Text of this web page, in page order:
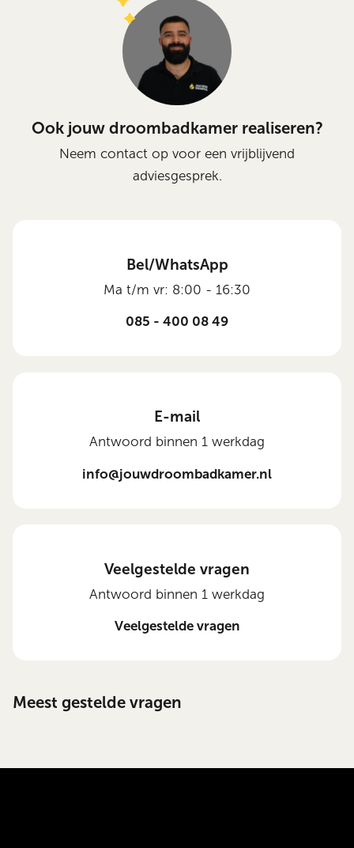
Ook jouw droombadkamer realiseren?
Neem contact op voor een vrijblijvend
adviesgesprek.
Bel/WhatsApp
Ma t/m vr: 8:00 - 16:30
085 - 400 08 49
E-mail
Antwoord binnen 1 werkdag
info@jouwdroombadkamer.nl
Veelgestelde vragen
Antwoord binnen 1 werkdag
Veelgestelde vragen
Meest gestelde vragen